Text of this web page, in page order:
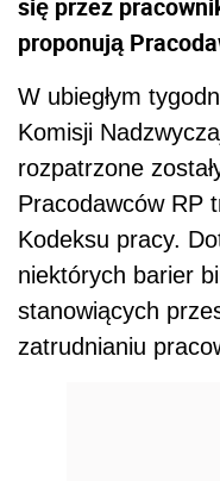
się przez
proponują
W ubiegłym
Komisji
rozpatrzone
Pracodawców RP
Kodeksu pracy.
niektórych barier
stanowiących
zatrudnianiu